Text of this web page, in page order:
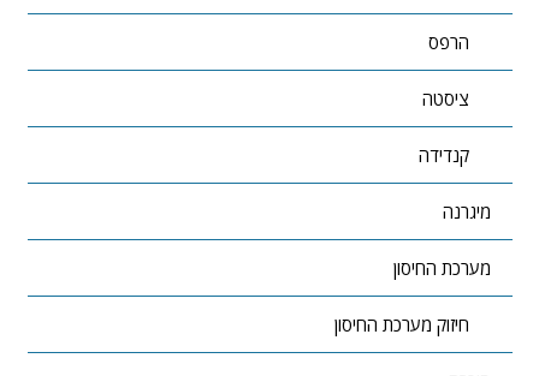
הרפס
ציסטה
קנדידה
מיגרנה
מערכת החיסון
חיזוק מערכת החיסון